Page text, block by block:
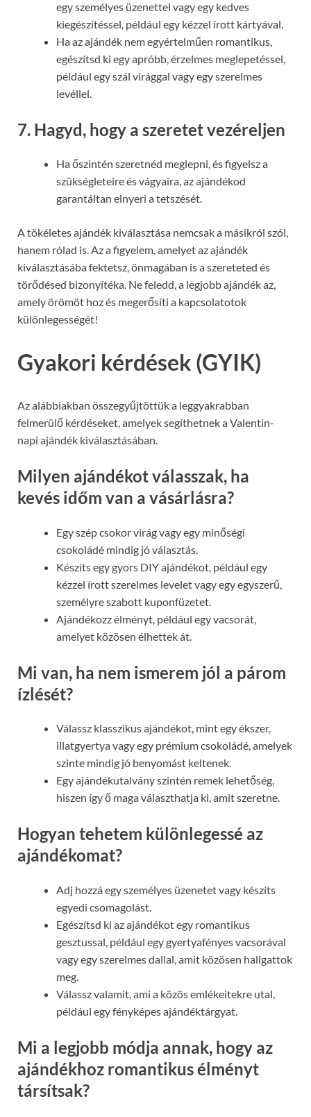
egy személyes üzenettel vagy egy kedves
kiegészítéssel, például egy kézzel írott kártyával.
Ha az ajándék nem egyértelműen romantikus,
egészítsd ki egy apróbb, érzelmes meglepetéssel,
például egy szál virággal vagy egy szerelmes
levéllel.
7. Hagyd, hogy a szeretet vezéreljen
Ha őszintén szeretnéd meglepni, és figyelsz a
szükségleteire és vágyaira, az ajándékod
garantáltan elnyeri a tetszését.
A tökéletes ajándék kiválasztása nemcsak a másikról szól,
hanem rólad is. Az a figyelem, amelyet az ajándék
kiválasztásába fektetsz, önmagában is a szereteted és
törődésed bizonyítéka. Ne feledd, a legjobb ajándék az,
amely örömöt hoz és megerősíti a kapcsolatotok
különlegességét!
Gyakori kérdések (GYIK)
Az alábbiakban összegyűjtöttük a leggyakrabban
felmerülő kérdéseket, amelyek segíthetnek a Valentin-
napi ajándék kiválasztásában.
Milyen ajándékot válasszak, ha
kevés időm van a vásárlásra?
Egy szép csokor virág vagy egy minőségi
csokoládé mindig jó választás.
Készíts egy gyors DIY ajándékot, például egy
kézzel írott szerelmes levelet vagy egy egyszerű,
személyre szabott kuponfüzetet.
Ajándékozz élményt, például egy vacsorát,
amelyet közösen élhettek át.
Mi van, ha nem ismerem jól a párom
ízlését?
Válassz klasszikus ajándékot, mint egy ékszer,
illatgyertya vagy egy prémium csokoládé, amelyek
szinte mindig jó benyomást keltenek.
Egy ajándékutalvány szintén remek lehetőség,
hiszen így ő maga választhatja ki, amit szeretne.
Hogyan tehetem különlegessé az
ajándékomat?
Adj hozzá egy személyes üzenetet vagy készíts
egyedi csomagolást.
Egészítsd ki az ajándékot egy romantikus
gesztussal, például egy gyertyafényes vacsorával
vagy egy szerelmes dallal, amit közösen hallgattok
meg.
Válassz valamit, ami a közös emlékeitekre utal,
például egy fényképes ajándéktárgyat.
Mi a legjobb módja annak, hogy az
ajándékhoz romantikus élményt
társítsak?